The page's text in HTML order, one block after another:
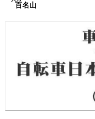
百名山